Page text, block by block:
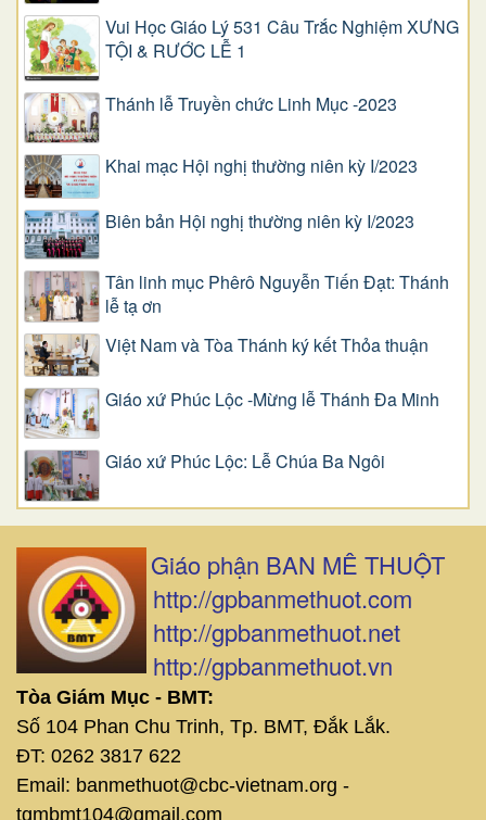
Vui Học Giáo Lý 531 Câu Trắc Nghiệm XƯNG
TỘI & RƯỚC LỄ 1
Thánh lễ Truyền chức Linh Mục -2023
Khai mạc Hội nghị thường niên kỳ I/2023
Biên bản Hội nghị thường niên kỳ I/2023
Tân linh mục Phêrô Nguyễn Tiến Đạt: Thánh
lễ tạ ơn
Việt Nam và Tòa Thánh ký kết Thỏa thuận
Giáo xứ Phúc Lộc -Mừng lễ Thánh Đa Minh
Giáo xứ Phúc Lộc: Lễ Chúa Ba Ngôi
Giáo phận BAN MÊ THUỘT
http://gpbanmethuot.com
http://gpbanmethuot.net
http://gpbanmethuot.vn
Tòa Giám Mục - BMT:
Số 104 Phan Chu Trinh, Tp. BMT, Đắk Lắk.
ĐT: 0262 3817 622
Email: banmethuot@cbc-vietnam.org -
tgmbmt104@gmail.com